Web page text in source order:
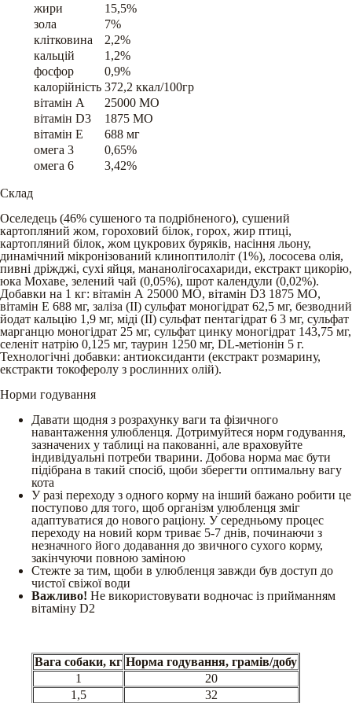
жири
15,5%
зола
7%
клітковина
2,2%
кальцій
1,2%
фосфор
0,9%
калорійність 372,2 ккал/100гр
вітамін A
25000 МО
вітамін D3
1875 МО
вітамін E
688 мг
омега 3
0,65%
омега 6
3,42%
Склад
Оселедець (46% сушеного та подрібненого), сушений
картопляний жом, гороховий білок, горох, жир птиці,
картопляний білок, жом цукрових буряків, насіння льону,
динамічний мікронізований клиноптилоліт (1%), лососева олія,
пивні дріжджі, сухі яйця, мананолігосахариди, екстракт цикорію,
юка Мохаве, зелений чай (0,05%), шрот календули (0,02%).
Добавки на 1 кг: вітамін А 25000 МО, вітамін D3 1875 МО,
вітамін Е 688 мг, заліза (ІІ) сульфат моногідрат 62,5 мг, безводний
йодат кальцію 1,9 мг, міді (ІІ) сульфат пентагідрат 6 3 мг, сульфат
марганцю моногідрат 25 мг, сульфат цинку моногідрат 143,75 мг,
селеніт натрію 0,125 мг, таурин 1250 мг, DL-метіонін 5 г.
Технологічні добавки: антиоксиданти (екстракт розмарину,
екстракти токоферолу з рослинних олій).
Норми годування
Давати щодня з розрахунку ваги та фізичного
навантаження улюбленця. Дотримуйтеся норм годування,
зазначених у таблиці на пакованні, але враховуйте
індивідуальні потреби тварини. Добова норма має бути
підібрана в такий спосіб, щоби зберегти оптимальну вагу
кота
У разі переходу з одного корму на інший бажано робити це
поступово для того, щоб організм улюбленця зміг
адаптуватися до нового раціону. У середньому процес
переходу на новий корм триває 5-7 днів, починаючи з
незначного його додавання до звичного сухого корму,
закінчуючи повною заміною
Стежте за тим, щоби в улюбленця завжди був доступ до
чистої свіжої води
Важливо! Не використовувати водночас із прийманням
вітаміну D2
Вага собаки, кг Норма годування, грамів/добу
1
20
1,5
32